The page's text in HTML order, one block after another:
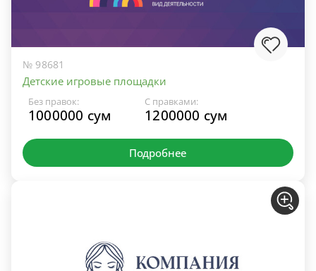
№ 98681
Детские игровые площадки
Без правок:
1000000 сум
С правками:
1200000 сум
Подробнее